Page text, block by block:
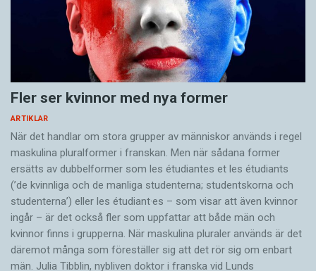
Fler ser kvinnor med nya former
ARTIKLAR
När det handlar om stora grupper av människor används i regel
maskulina pluralformer i franskan. Men när sådana ­former
ersätts av dubbel­former som les étudiantes et les étudiants
(’de kvinnliga och de manliga studenterna; studentskorna och
studenterna’) eller les étudiant·es – som visar att även kvinnor
ingår – är det också fler som uppfattar att både män och
kvinnor finns i grupperna. När maskulina pluraler används är det
där­emot många som föreställer sig att det rör sig om enbart
män. Julia Tibblin, nybliven doktor i franska vid Lunds